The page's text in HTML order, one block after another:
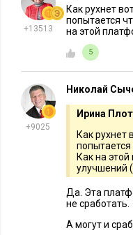
Читайте также:
Как понять, что
искать HR-
+13513
Как рухнет
попытается
на этой
5
+9025
Николай
Ирина
Как рухнет
Как на
улучшений (
Да. Эта
не сработать.
А могут и